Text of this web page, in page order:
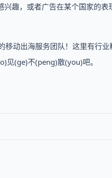
兴趣，或者广告在某个国家的表
动出海服务团队！这里有行业
见(ge)不(peng)散(you)吧。